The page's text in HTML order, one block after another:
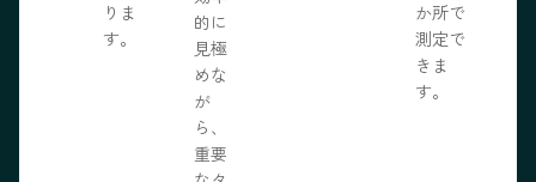
りま
す。
的に
見極
めな
が
ら、
重要
か所で
測定で
きま
す。